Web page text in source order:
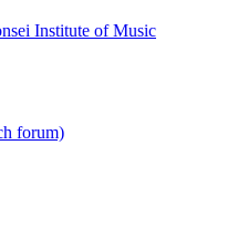
Institute of Music
forum)